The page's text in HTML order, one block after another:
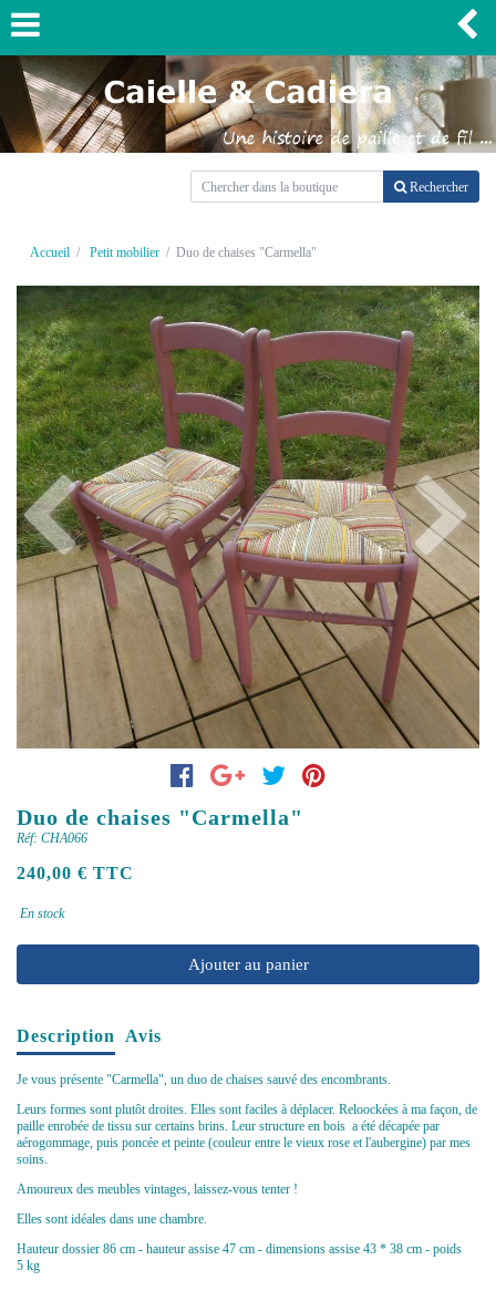
Rechercher
Accueil Petit mobilier Duo de chaises "Carmella"
Previous Next
Duo de chaises "Carmella"
Réf: CHA066
240,00 € TTC
En stock
Ajouter au panier
Description Avis
Je vous présente "Carmella", un duo de chaises sauvé des encombrants.
Leurs formes sont plutôt droites. Elles sont faciles à déplacer. Reloockées à ma façon, de
paille enrobée de tissu sur certains brins. Leur structure en bois a été décapée par
aérogommage, puis poncée et peinte (couleur entre le vieux rose et l'aubergine) par mes
soins.
Amoureux des meubles vintages, laissez-vous tenter !
Elles sont idéales dans une chambre.
Hauteur dossier 86 cm - hauteur assise 47 cm - dimensions assise 43 * 38 cm - poids
5 kg